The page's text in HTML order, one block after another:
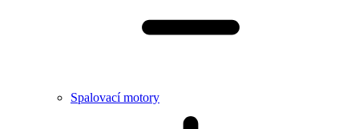
Spalovací motory